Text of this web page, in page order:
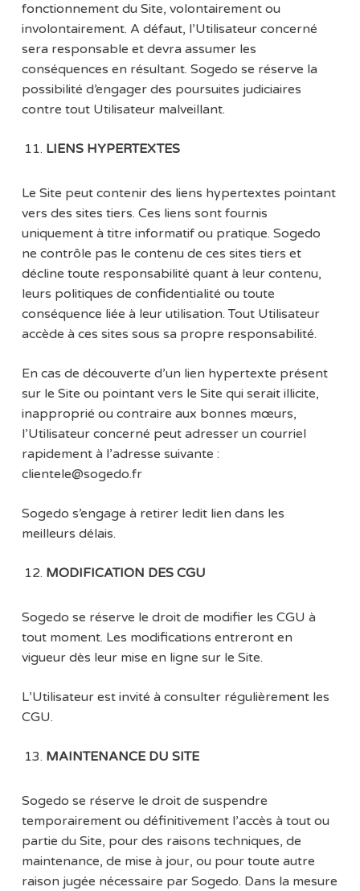
fonctionnement du Site, volontairement ou
involontairement. A défaut, l’Utilisateur concerné
sera responsable et devra assumer les
conséquences en résultant. Sogedo se réserve la
possibilité d’engager des poursuites judiciaires
contre tout Utilisateur malveillant.
LIENS HYPERTEXTES
Le Site peut contenir des liens hypertextes pointant
vers des sites tiers. Ces liens sont fournis
uniquement à titre informatif ou pratique. Sogedo
ne contrôle pas le contenu de ces sites tiers et
décline toute responsabilité quant à leur contenu,
leurs politiques de confidentialité ou toute
conséquence liée à leur utilisation. Tout Utilisateur
accède à ces sites sous sa propre responsabilité.
En cas de découverte d’un lien hypertexte présent
sur le Site ou pointant vers le Site qui serait illicite,
inapproprié ou contraire aux bonnes mœurs,
l’Utilisateur concerné peut adresser un courriel
rapidement à l’adresse suivante :
clientele@sogedo.fr
Sogedo s’engage à retirer ledit lien dans les
meilleurs délais.
MODIFICATION DES CGU
Sogedo se réserve le droit de modifier les CGU à
tout moment. Les modifications entreront en
vigueur dès leur mise en ligne sur le Site.
L’Utilisateur est invité à consulter régulièrement les
CGU.
MAINTENANCE DU SITE
Sogedo se réserve le droit de suspendre
temporairement ou définitivement l’accès à tout ou
partie du Site, pour des raisons techniques, de
maintenance, de mise à jour, ou pour toute autre
raison jugée nécessaire par Sogedo. Dans la mesure